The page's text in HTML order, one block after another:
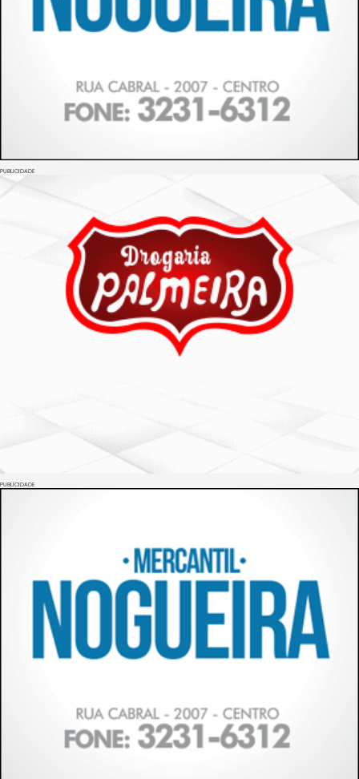
PUBLICIDADE
PUBLICIDADE